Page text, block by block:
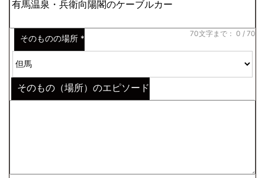
70文字まで： 0 / 70
そのものの場所 *
そのもの（場所）のエピソード